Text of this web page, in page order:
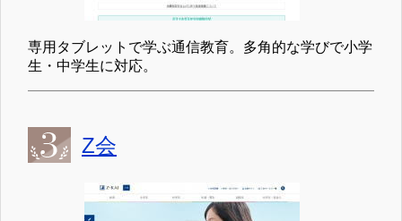
専用タブレットで学ぶ通信教育。多角的な学びで小学
生・中学生に対応。
Z会